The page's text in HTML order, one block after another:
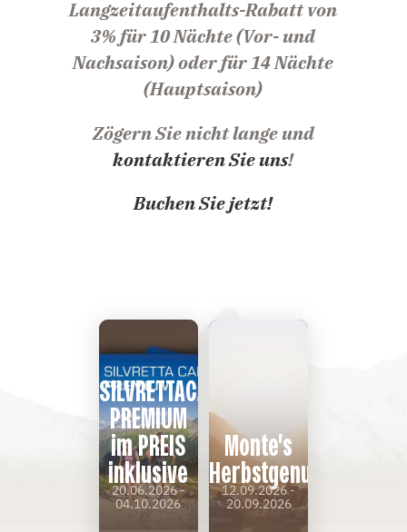
Langzeitaufenthalts-Rabatt von
3% für 10 Nächte (Vor- und
Nachsaison) oder für 14 Nächte
(Hauptsaison)
Zögern Sie nicht lange und
kontaktieren Sie uns!
Buchen Sie jetzt!
SILVRETTACARD
PREMIUM
im PREIS
inklusive
20.06.2026 -
04.10.2026
Monte's
Herbstgenusswoche
12.09.2026 -
20.09.2026